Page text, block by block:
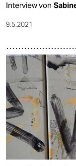
Interview von
9.5.2021